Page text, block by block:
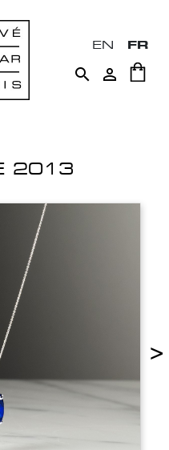
EN FR
 
2013
>